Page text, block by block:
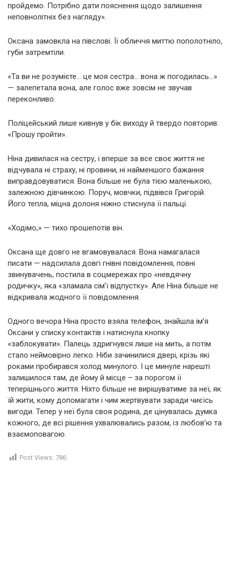
пройдемо. Потрібно дати пояснення щодо залишення
неповнолітніх без нагляду».
Оксана замовкла на півслові. Її обличчя миттю пополотніло,
губи затремтіли.
«Та ви не розумієте… це моя сестра… вона ж погодилась…»
— залепетала вона, але голос вже зовсім не звучав
переконливо.
Поліцейський лише кивнув у бік виходу й твердо повторив:
«Прошу пройти».
Ніна дивилася на сестру, і вперше за все своє життя не
відчувала ні страху, ні провини, ні найменшого бажання
виправдовуватися. Вона більше не була тією маленькою,
залежною дівчинкою. Поруч, мовчки, підвівся Григорій.
Його тепла, міцна долоня ніжно стиснула її пальці.
«Ходімо,» — тихо прошепотів він.
Оксана ще довго не вгамовувалася. Вона намагалася
писати — надсилала довгі гнівні повідомлення, повні
звинувачень, постила в соцмережах про «невдячну
родичку», яка «зламала сім’ї відпустку». Але Ніна більше не
відкривала жодного її повідомлення.
Одного вечора Ніна просто взяла телефон, знайшла ім’я
Оксани у списку контактів і натиснула кнопку
«заблокувати». Палець здригнувся лише на мить, а потім
стало неймовірно легко. Ніби зачинилися двері, крізь які
роками пробирався холод минулого. І це минуле нарешті
залишилося там, де йому й місце – за порогом її
теперішнього життя. Ніхто більше не вирішуватиме за неї, як
їй жити, кому допомагати і чим жертвувати заради чиєїсь
вигоди. Тепер у неї була своя родина, де цінувалась думка
кожного, де всі рішення ухвалювались разом, із любов’ю та
взаємоповагою.
Post Views: 786